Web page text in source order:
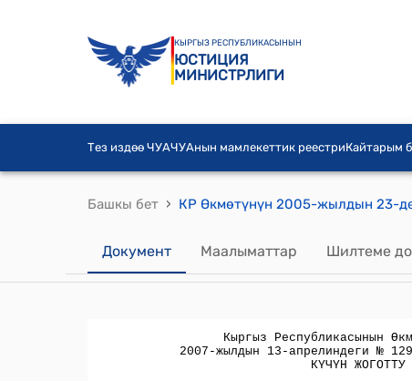
КЫРГЫЗ РЕСПУБЛИКАСЫНЫН
ЮСТИЦИЯ
МИНИСТРЛИГИ
Тез издөө ЧУАЧУАнын мамлекеттик реестриКайтарым
Башкы бет ›
Документ Маалыматтар Шилтеме